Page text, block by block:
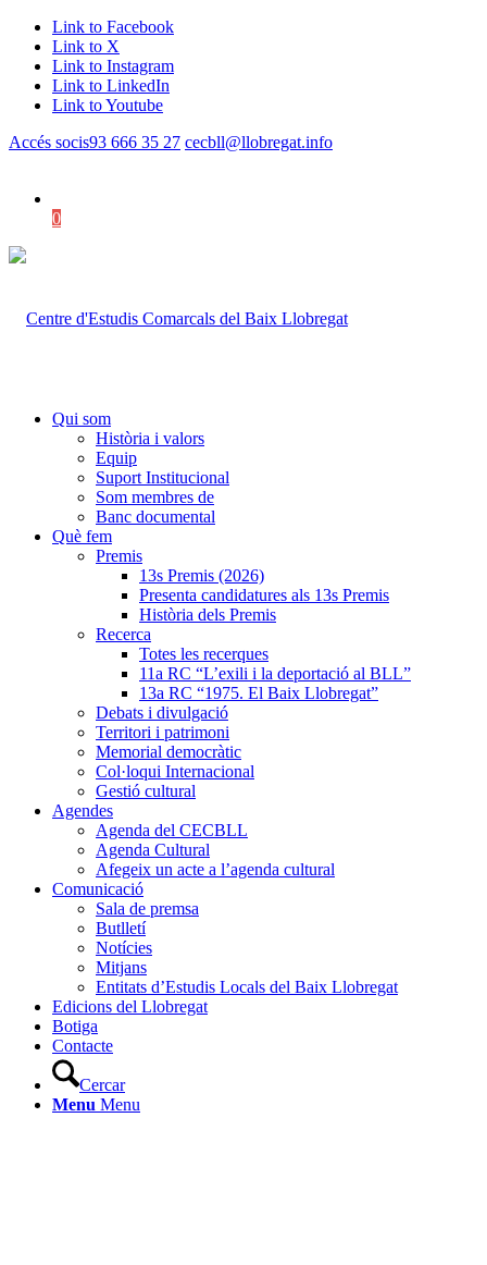
Link to Facebook
Link to X
Link to Instagram
Link to LinkedIn
Link to Youtube
Accés socis93 666 35 27 cecbll@llobregat.info
0
Qui som
Història i valors
Equip
Suport Institucional
Som membres de
Banc documental
Què fem
Premis
13s Premis (2026)
Presenta candidatures als 13s Premis
Història dels Premis
Recerca
Totes les recerques
11a RC “L’exili i la deportació al BLL”
13a RC “1975. El Baix Llobregat”
Debats i divulgació
Territori i patrimoni
Memorial democràtic
Col·loqui Internacional
Gestió cultural
Agendes
Agenda del CECBLL
Agenda Cultural
Afegeix un acte a l’agenda cultural
Comunicació
Sala de premsa
Butlletí
Notícies
Mitjans
Entitats d’Estudis Locals del Baix Llobregat
Edicions del Llobregat
Botiga
Contacte
Cercar
Menu Menu